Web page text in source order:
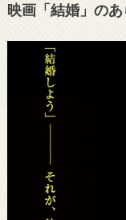
映画「結婚」のあ